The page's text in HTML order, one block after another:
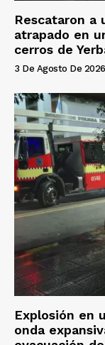
Rescataron a
atrapado en
cerros de
3 De Agosto De 2026
Explosión en
onda